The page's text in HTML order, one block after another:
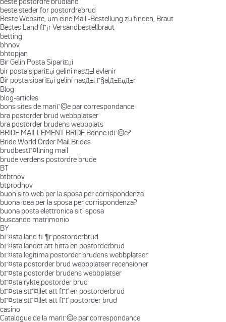
beste steder for postordrebrud
Beste Website, um eine Mail -Bestellung zu finden, Braut
Bestes Land fГјr Versandbestellbraut
betting
bhnov
bhtopjan
Bir Gelin Posta SipariЕџi
bir posta sipariЕџi gelini nasД±l evlenir
Bir posta sipariЕџi gelini nasД±l Г§alД±ЕџД±r
Blog
blog-articles
bons sites de mariГ©e par correspondance
bra postorder brud webbplatser
bra postorder brudens webbplats
BRIDE MAILLEMENT BRIDE Bonne idГ©e?
Bride World Order Mail Brides
brudbestГ¤llning mail
brude verdens postordre brude
BT
btbtnov
btprodnov
buon sito web per la sposa per corrispondenza
buona idea per la sposa per corrispondenza?
buona posta elettronica siti sposa
buscando matrimonio
BY
bГ¤sta land fГ¶r postorderbrud
bГ¤sta landet att hitta en postorderbrud
bГ¤sta legitima postorder brudens webbplatser
bГ¤sta postorder brud webbplatser recensioner
bГ¤sta postorder brudens webbplatser
bГ¤sta rykte postorder brud
bГ¤sta stГ¤llet att fГҐ en postorderbrud
bГ¤sta stГ¤llet att fГҐ postorder brud
casino
Catalogue de la mariГ©e par correspondance